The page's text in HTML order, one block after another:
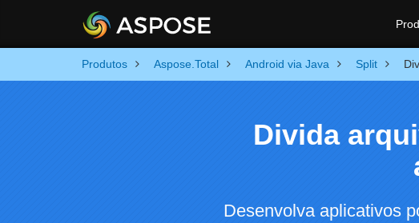
Produtos Aspose.Total Android via Java Split
Divida
Desenvolva aplicativos